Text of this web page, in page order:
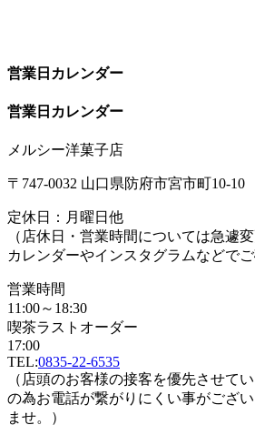
営業日カレンダー
営業日カレンダー
メルシー洋菓子店
〒747-0032 山口県防府市宮市町10-10
定休日：月曜日他
（店休日・営業時間については急遽
カレンダーやインスタグラムなどでご
営業時間
11:00～18:30
喫茶ラストオーダー
17:00
TEL:0835-22-6535
（店頭のお客様の接客を優先させて
の為お電話が繋がりにくい事がござ
ませ。）